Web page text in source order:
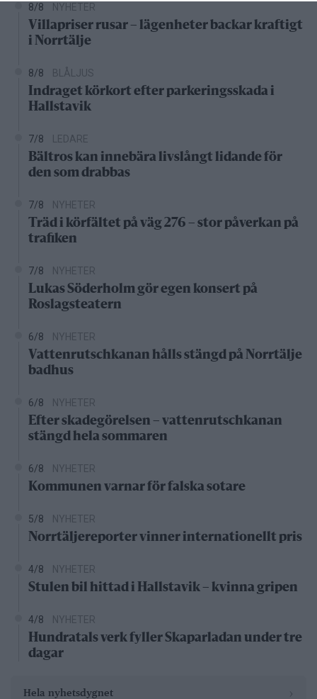
8/8 NYHETER
Villapriser rusar – lägenheter backar kraftigt
i Norrtälje
8/8 BLÅLJUS
Indraget körkort efter parkeringsskada i
Hallstavik
7/8 LEDARE
Bältros kan innebära livslångt lidande för
den som drabbas
7/8 NYHETER
Träd i körfältet på väg 276 – stor påverkan på
trafiken
7/8 NYHETER
Lukas Söderholm gör egen konsert på
Roslagsteatern
6/8 NYHETER
Vattenrutschkanan hålls stängd på Norrtälje
badhus
6/8 NYHETER
Efter skadegörelsen – vattenrutschkanan
stängd hela sommaren
6/8 NYHETER
Kommunen varnar för falska sotare
5/8 NYHETER
Norrtäljereporter vinner internationellt pris
4/8 NYHETER
Stulen bil hittad i Hallstavik – kvinna gripen
4/8 NYHETER
Hundratals verk fyller Skaparladan under tre
dagar
Hela nyhetsdygnet